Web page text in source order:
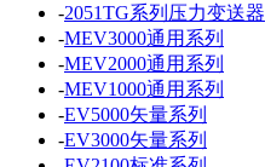
-2051TG系列压力变送器
-MEV3000通用系列
-MEV2000通用系列
-MEV1000通用系列
-EV5000矢量系列
-EV3000矢量系列